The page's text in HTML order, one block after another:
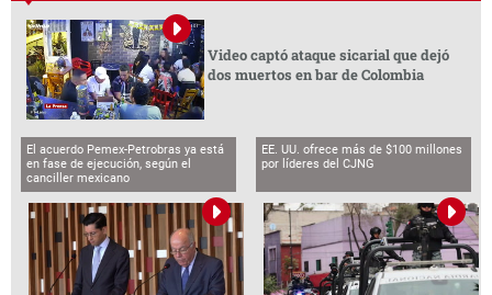
Video captó ataque sicarial que dejó
dos muertos en bar de Colombia
El acuerdo Pemex-Petrobras ya está
en fase de ejecución, según el
canciller mexicano
EE. UU. ofrece más de $100 millones
por líderes del CJNG